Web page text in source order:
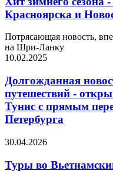
Красноярска и
Потрясающая новость,
на Шри-Ланку
10.02.2025
Долгожданная
путешествий -
Тунис с прямым
Петербурга
30.04.2026
Туры во